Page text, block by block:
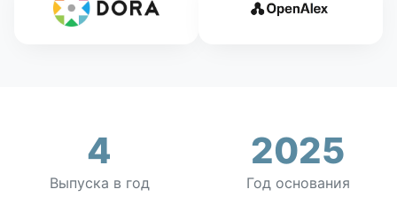
4
Выпуска в год
2025
Год основания